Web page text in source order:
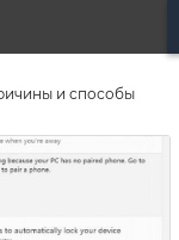
и способы